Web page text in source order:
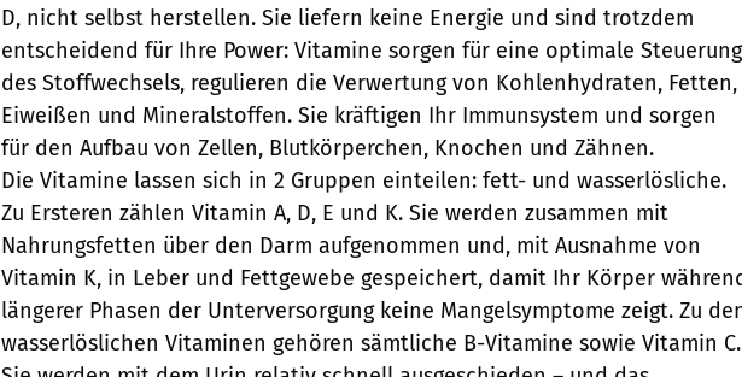
D, nicht selbst herstellen. Sie liefern keine Energie und sind trotzdem
entscheidend für Ihre Power: Vitamine sorgen für eine optimale Steuerung
des Stoffwechsels, regulieren die Verwertung von Kohlenhydraten, Fetten,
Eiweißen und Mineralstoffen. Sie kräftigen Ihr Immunsystem und sorgen
für den Aufbau von Zellen, Blutkörperchen, Knochen und Zähnen.
Die Vitamine lassen sich in 2 Gruppen einteilen: fett- und wasserlösliche.
Zu Ersteren zählen Vitamin A, D, E und K. Sie werden zusammen mit
Nahrungsfetten über den Darm aufgenommen und, mit Ausnahme von
Vitamin K, in Leber und Fettgewebe gespeichert, damit Ihr Körper
längerer Phasen der Unterversorgung keine Mangelsymptome zeigt. Zu
wasserlöslichen Vitaminen gehören sämtliche B-Vitamine sowie Vitamin C.